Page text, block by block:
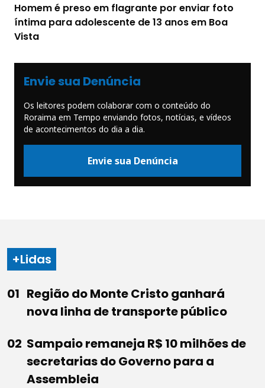
Homem é preso em flagrante por enviar foto
íntima para adolescente de 13 anos em Boa
Vista
Envie sua Denúncia
Os leitores podem colaborar com o conteúdo do
Roraima em Tempo enviando fotos, notícias, e vídeos
de acontecimentos do dia a dia.
Envie sua Denúncia
+Lidas
Região do Monte Cristo ganhará
nova linha de transporte público
Sampaio remaneja R$ 10 milhões de
secretarias do Governo para a
Assembleia